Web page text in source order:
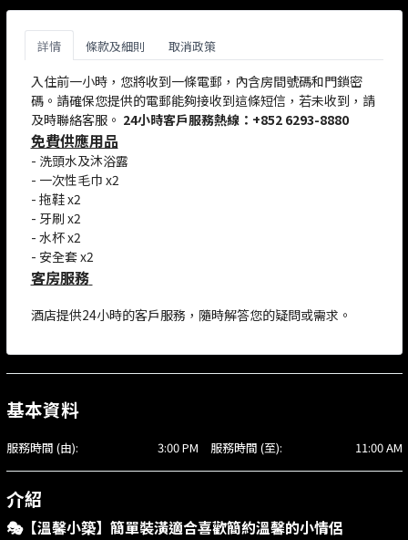
詳情 條款及細則 取消政策
入住前一小時，您將收到一條電郵，內含房間號碼和門鎖密
碼。請確保您提供的電郵能夠接收到這條短信，若未收到，請
及時聯絡客服。 24小時客戶服務熱線：+852 6293-8880
免費供應用品
- 洗頭水及沐浴露
- 一次性毛巾 x2
- 拖鞋 x2
- 牙刷 x2
- 水杯 x2
- 安全套 x2
客房服務
酒店提供24小時的客戶服務，隨時解答您的疑問或需求。
基本資料
服務時間 (由): 3:00 PM 服務時間 (至): 11:00 AM
介紹
🎭【溫馨小築】簡單裝潢適合喜歡簡約溫馨的小情侶